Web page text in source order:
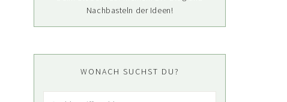
Nachbasteln der Ideen!
WONACH SUCHST DU?